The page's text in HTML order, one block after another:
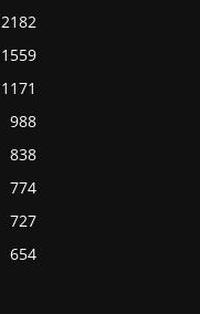
2182
1559
1171
988
838
774
727
654